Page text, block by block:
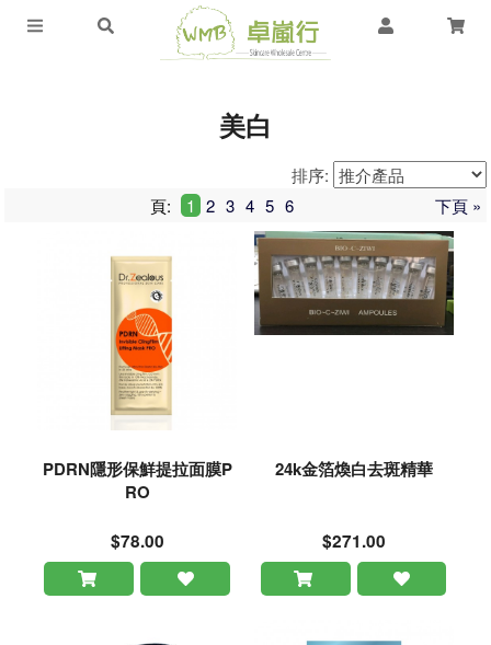
美白
排序:
下頁 »
頁: 1 2 3 4 5 6
PDRN隱形保鮮提拉面膜P
RO
$78.00
24k金箔煥白去斑精華
$271.00